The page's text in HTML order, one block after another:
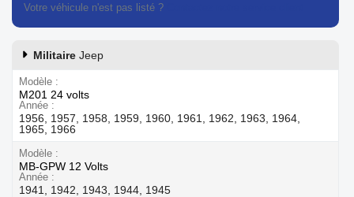
Votre véhicule n'est pas listé ?
Militaire Jeep
Modèle
M201 24 volts
Année
1956, 1957, 1958, 1959, 1960, 1961, 1962, 1963, 1964,
1965, 1966
Modèle
MB-GPW 12 Volts
Année
1941, 1942, 1943, 1944, 1945